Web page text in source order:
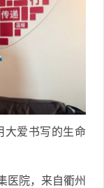
大爱书写的生命
医院，来自衢州